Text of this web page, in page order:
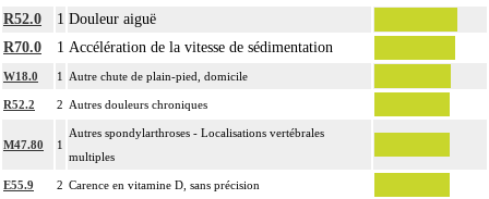
R52.0
1 Douleur aiguë
R70.0
1 Accélération de la vitesse de sédimentation
W18.0 1 Autre chute de plain-pied, domicile
R52.2 2 Autres douleurs chroniques
M47.80 1
Autres spondylarthroses - Localisations vertébrales
multiples
E55.9 2 Carence en vitamine D, sans précision